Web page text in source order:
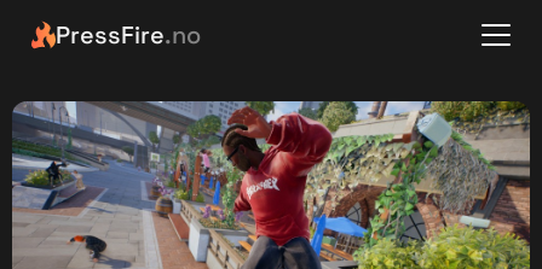
PressFire.no